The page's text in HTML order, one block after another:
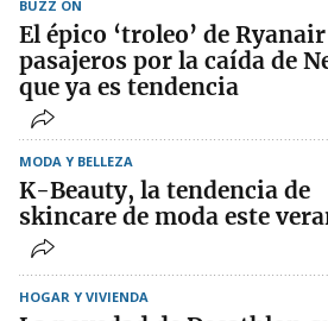
BUZZ ON
El épico ‘troleo’ de
pasajeros por la caída de
que ya es tendencia
MODA Y BELLEZA
K-Beauty, la tendencia de
skincare de moda este
HOGAR Y VIVIENDA